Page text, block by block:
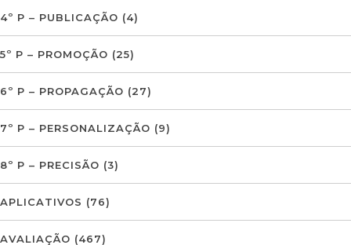
4º P – PUBLICAÇÃO (4)
5º P – PROMOÇÃO (25)
6º P – PROPAGAÇÃO (27)
7º P – PERSONALIZAÇÃO (9)
8º P – PRECISÃO (3)
APLICATIVOS (76)
AVALIAÇÃO (467)